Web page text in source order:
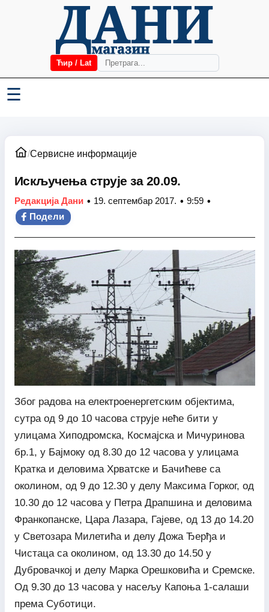
Ћир / Lat
☰
/Сервисне информације
Искључења струје за 20.09.
Редакција Дани • 19. септембар 2017. • 9:59 •
Подели
Због радова на електроенергетским објектима,
сутра од 9 до 10 часова струје неће бити у
улицама Хиподромска, Космајска и Мичуринова
бр.1, у Бајмоку од 8.30 до 12 часова у улицама
Кратка и деловима Хрватске и Бачићеве са
околином, од 9 до 12.30 у делу Максима Горког, од
10.30 до 12 часова у Петра Драпшина и деловима
Франкопанске, Цара Лазара, Гајеве, од 13 до 14.20
у Светозара Милетића и делу Дожа Ђерђа и
Чистаца са околином, од 13.30 до 14.50 у
Дубровачкој и делу Марка Орешковића и Сремске.
Од 9.30 до 13 часова у насељу Капоња 1-салаши
према Суботици.